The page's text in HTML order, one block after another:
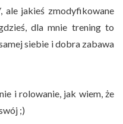
ale jakieś zmodyfikowane
dla mnie trening to
siebie i dobra zabawa
i rolowanie, jak wiem, że
;)